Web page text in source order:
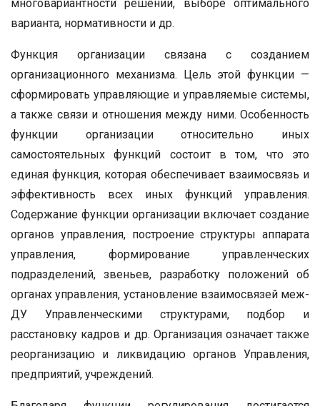
многовариантности решений, выборе оптимального
варианта, нормативности и др.
Функция организации связана с созданием
организационного механизма. Цель этой функции —
сформировать управляющие и управляемые системы,
а также связи и отношения между ними. Особенность
функции организации относительно иных
самостоятельных функций состоит в том, что это
единая функция, которая обеспечивает взаимосвязь и
эффективность всех иных функций управления.
Содержание функции организации включает создание
органов управления, построение структуры аппарата
управления, формирование управленческих
подразделений, звеньев, разработку положений об
органах управления, установление взаимосвязей меж-
ДУ Управленческими структурами, подбор и
расстановку кадров и др. Организация означает также
реорганизацию и ликвидацию органов Управления,
предприятий, учреждений.